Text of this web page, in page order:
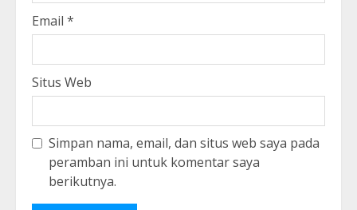
Email *
Situs Web
Simpan nama, email, dan situs web saya pada
peramban ini untuk komentar saya
berikutnya.